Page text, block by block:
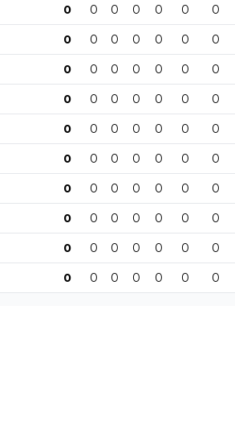
0 0 0 0 0 0 0
0 0 0 0 0 0 0
0 0 0 0 0 0 0
0 0 0 0 0 0 0
0 0 0 0 0 0 0
0 0 0 0 0 0 0
0 0 0 0 0 0 0
0 0 0 0 0 0 0
0 0 0 0 0 0 0
0 0 0 0 0 0 0